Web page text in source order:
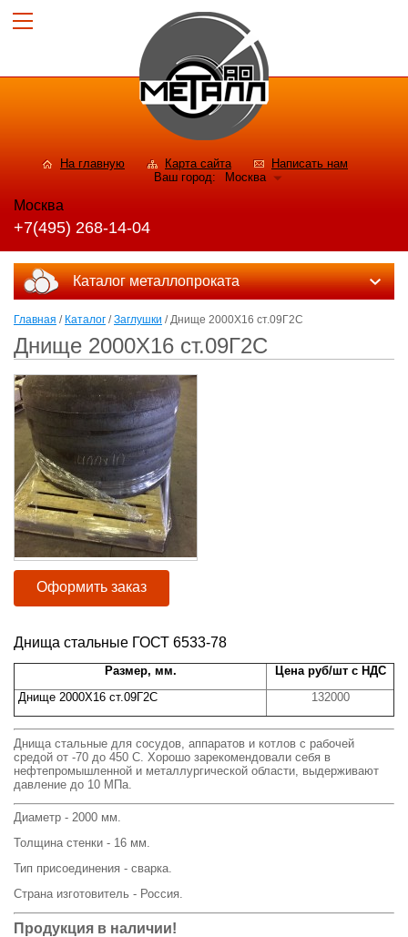
На главную Карта сайта
Написать нам
Ваш город:
Москва
Москва
+7(495) 268-14-04
Каталог металлопроката
Главная / Каталог /Заглушки / Днище 2000Х16 ст.09Г2С
Днище 2000Х16 ст.09Г2С
Оформить заказ
Днища стальные ГОСТ 6533-78
Размер, мм.
Цена руб/шт с НДС
Днище 2000Х16 ст.09Г2С
132000
Днища стальные для сосудов, аппаратов и котлов с рабочей
средой от -70 до 450 С. Хорошо зарекомендовали себя в
нефтепромышленной и металлургической области, выдерживают
давление до 10 МПа.
Диаметр - 2000 мм.
Толщина стенки - 16 мм.
Тип присоединения - сварка.
Страна изготовитель - Россия.
Продукция в наличии!